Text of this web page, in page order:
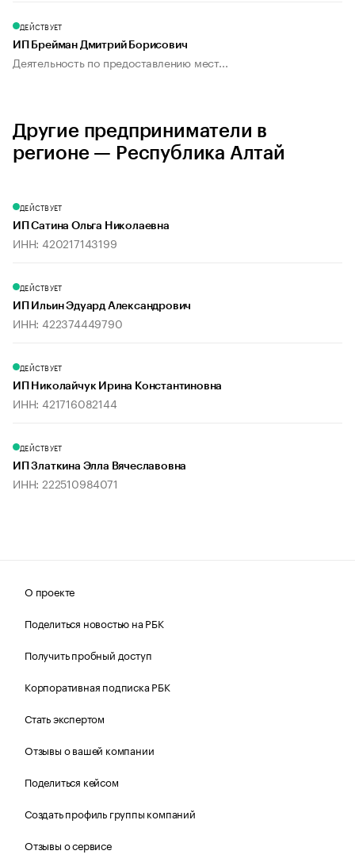
ДЕЙСТВУЕТ
ИП Брейман Дмитрий Борисович
Деятельность по предоставлению мест...
Другие предприниматели в
регионе — Республика Алтай
ДЕЙСТВУЕТ
ИП Сатина Ольга Николаевна
ИНН: 420217143199
ДЕЙСТВУЕТ
ИП Ильин Эдуард Александрович
ИНН: 422374449790
ДЕЙСТВУЕТ
ИП Николайчук Ирина Константиновна
ИНН: 421716082144
ДЕЙСТВУЕТ
ИП Златкина Элла Вячеславовна
ИНН: 222510984071
О проекте
Поделиться новостью на РБК
Получить пробный доступ
Корпоративная подписка РБК
Стать экспертом
Отзывы о вашей компании
Поделиться кейсом
Создать профиль группы компаний
Отзывы о сервисе